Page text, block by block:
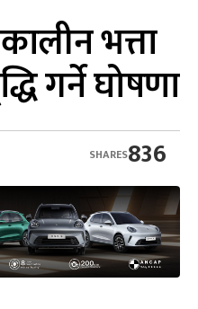
भत्ता
गर्ने घोषणा
836
SHARES